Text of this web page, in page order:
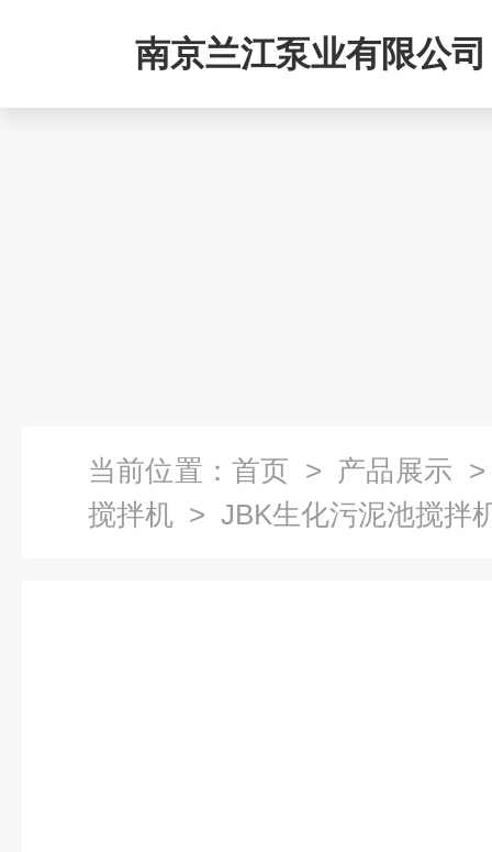
南京兰江泵业有限公司
当前位置： 首页 > 产品展示
搅拌机 > JBK生化污泥池搅拌